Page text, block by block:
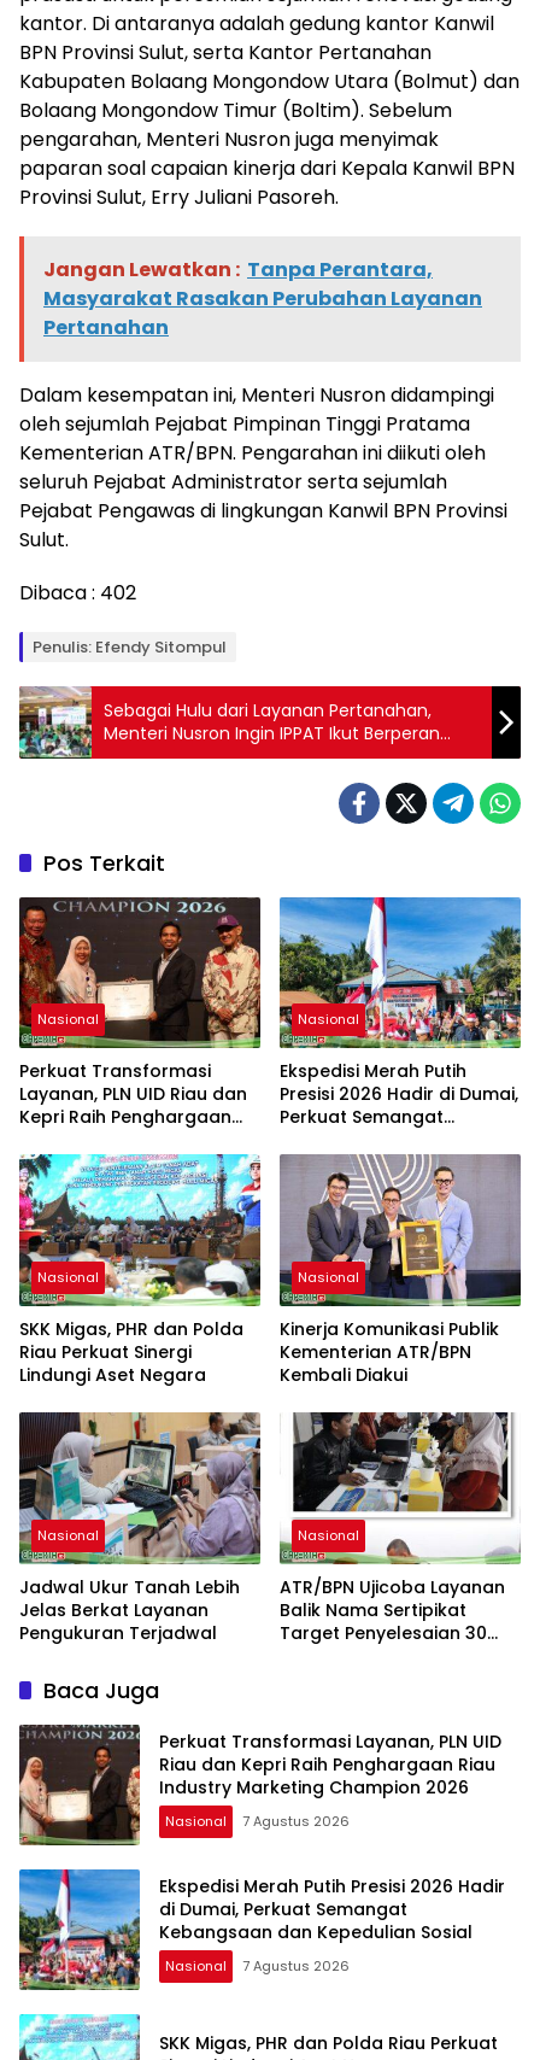
kantor. Di antaranya adalah gedung kantor Kanwil
BPN Provinsi Sulut, serta Kantor Pertanahan
Kabupaten Bolaang Mongondow Utara (Bolmut) dan
Bolaang Mongondow Timur (Boltim). Sebelum
pengarahan, Menteri Nusron juga menyimak
paparan soal capaian kinerja dari Kepala Kanwil BPN
Provinsi Sulut, Erry Juliani Pasoreh.
Jangan Lewatkan : Tanpa Perantara,
Masyarakat Rasakan Perubahan Layanan
Pertanahan
Dalam kesempatan ini, Menteri Nusron didampingi
oleh sejumlah Pejabat Pimpinan Tinggi Pratama
Kementerian ATR/BPN. Pengarahan ini diikuti oleh
seluruh Pejabat Administrator serta sejumlah
Pejabat Pengawas di lingkungan Kanwil BPN Provinsi
Sulut.
Dibaca : 402
Penulis: Efendy Sitompul
Sebagai Hulu dari Layanan Pertanahan,
Menteri Nusron Ingin IPPAT Ikut Berperan
dalam Transformasi Layanan Pertanahan
Pos Terkait
Nasional
Perkuat Transformasi
Layanan, PLN UID Riau dan
Kepri Raih Penghargaan
Champion 2026
Nasional
Ekspedisi Merah Putih
Presisi 2026 Hadir di Dumai,
Perkuat Semangat
Kepedulian Sosial
Nasional
SKK Migas, PHR dan Polda
Riau Perkuat Sinergi
Lindungi Aset Negara
Nasional
Kinerja Komunikasi Publik
Kementerian ATR/BPN
Kembali Diakui
Nasional
Jadwal Ukur Tanah Lebih
Jelas Berkat Layanan
Pengukuran Terjadwal
Nasional
ATR/BPN Ujicoba Layanan
Balik Nama Sertipikat
Target Penyelesaian 30
Baca Juga
Perkuat Transformasi Layanan, PLN UID
Riau dan Kepri Raih Penghargaan Riau
Industry Marketing Champion 2026
Nasional 7 Agustus 2026
Ekspedisi Merah Putih Presisi 2026 Hadir
di Dumai, Perkuat Semangat
Kebangsaan dan Kepedulian Sosial
Nasional 7 Agustus 2026
SKK Migas, PHR dan Polda Riau Perkuat